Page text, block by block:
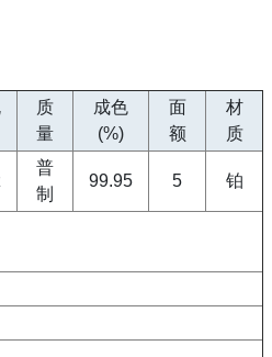
质
量
成色
(%)
面
额
材
质
普
制
99.95 5 铂